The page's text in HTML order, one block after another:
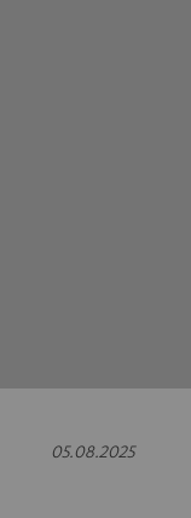
05.08.2025